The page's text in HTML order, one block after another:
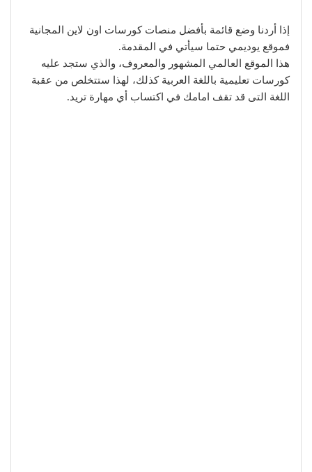
إذا أردنا وضع قائمة بأفضل منصات كورسات اون لاين المجانية
فموقع يوديمي حتما سيأتي في المقدمة.
هذا الموقع العالمي المشهور والمعروف، والذي ستجد عليه
كورسات تعليمية باللغة العربية كذلك، لهذا ستتخلص من عقبة
اللغة التى قد تقف امامك في اكتساب أي مهارة تريد.